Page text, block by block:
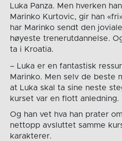
Luka Panza. Men hverken
Marinko Kurtovic, gir han
har Marinko sendt den
høyeste trenerutdannelse.
ta i Kroatia.
– Luka er en fantastisk
Marinko. Men selv de beste
at Luka skal ta sine neste
kurset var en flott anledning.
Og han vet hva han prater
nettopp avsluttet samme
karakterer.